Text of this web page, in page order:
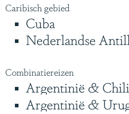
Caribisch gebied
Cuba
Nederlandse
Combinatiereizen
Argentinië & Chili
Argentinië &